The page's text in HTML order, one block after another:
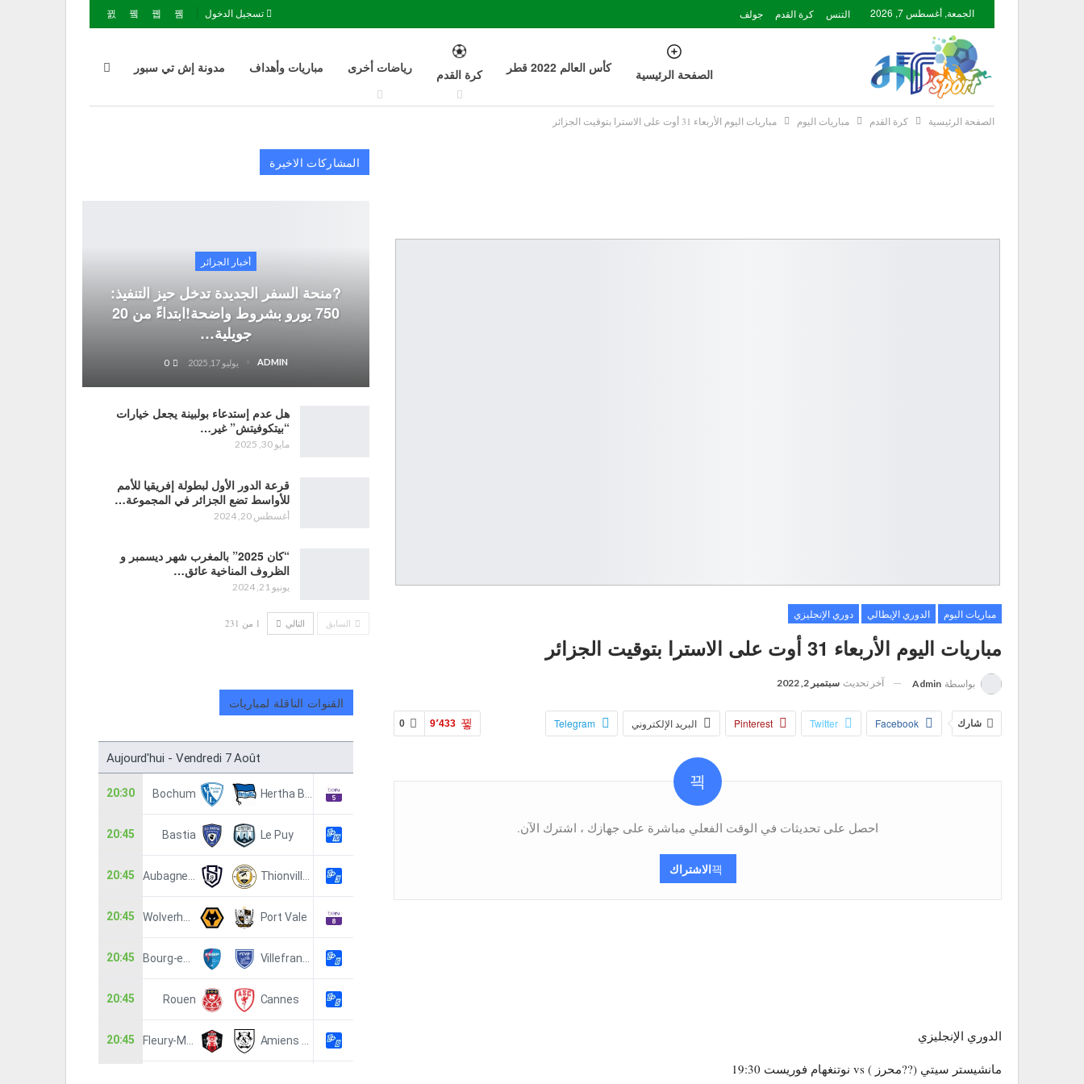
تسجيل الدخول الجمعة, أغسطس 7, 2026 التنس كرة القدم جولف
الصفحة الرئيسية كأس العالم 2022 قطر كرة القدم رياضات أخرى مباريات وأهداف مدونة إش تي سبور
الصفحة الرئيسية كرة القدم مباريات اليوم مباريات اليوم الأربعاء 31 أوت على الاسترا بتوقيت الجزائر
مباريات اليوم الدوري الإيطالي دوري الإنجليزي
مباريات اليوم الأربعاء 31 أوت على الاسترا بتوقيت الجزائر
بواسطة Admin آخر تحديث سبتمبر 2, 2022
0 9٬433 شارك Facebook
Twitter
Pinterest البريد الإلكتروني Telegram
احصل على تحديثات في الوقت الفعلي مباشرة على جهازك ، اشترك الآن.
الاشتراك
الدوري الإنجليزي
مانشيستر سيتي (??محرز ) vs نوتنغهام فوريست 19:30
المشاركات الاخيرة
أخبار الجزائر
?منحة السفر الجديدة تدخل حيز التنفيذ:
750 يورو بشروط واضحة!ابتداءً من 20
جويلية…
ADMIN يوليو 17, 2025 0
هل عدم إستدعاء بولبينة يجعل خيارات
“بيتكوفيتش” غير…
مايو 30, 2025
قرعة الدور الأول لبطولة إفريقيا للأمم
للأواسط تضع الجزائر في المجموعة…
أغسطس 20, 2024
“كان 2025” بالمغرب شهر ديسمبر و
الظروف المناخية عائق…
يونيو 21, 2024
السابق التالي 1 من 231
القنوات الناقلة لمباريات